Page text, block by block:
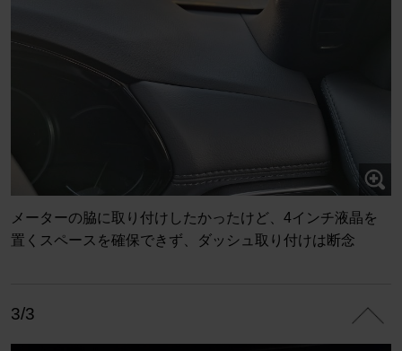
メーターの脇に取り付けしたかったけど、4インチ液晶を
置くスペースを確保できず、ダッシュ取り付けは断念
3/3